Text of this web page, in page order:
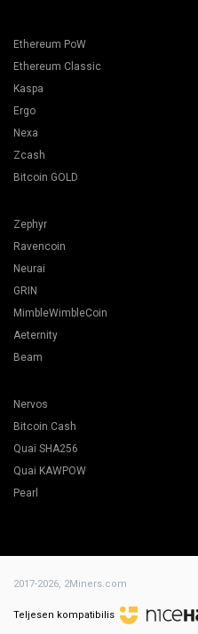
Ethereum PoW
Ethereum Classic
Kaspa
Ergo
Nexa
Zcash
Bitcoin GOLD
Zephyr
Ravencoin
Neurai
GRIN
MimbleWimbleCoin
Aeternity
Beam
Nervos
Bitcoin Cash
Quai SHA256
Quai KAWPOW
Pearl
2017-2026, 2Miners.com
Teljesen kompatibilis